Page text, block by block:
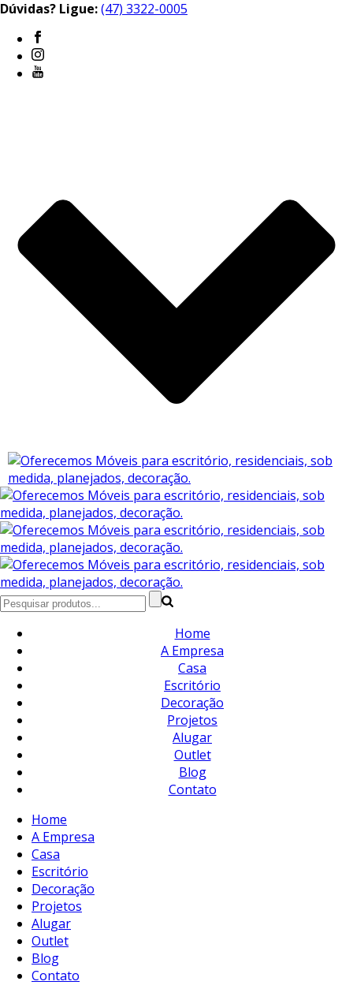
Dúvidas? Ligue:(47) 3322-0005
Home
A Empresa
Casa
Escritório
Decoração
Projetos
Alugar
Outlet
Blog
Contato
Home
A Empresa
Casa
Escritório
Decoração
Projetos
Alugar
Outlet
Blog
Contato